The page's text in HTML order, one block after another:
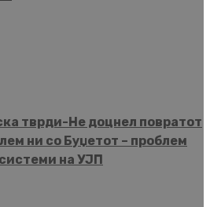
тврди-Не доцнел повратот
ни со Буџетот – проблем
на УЈП